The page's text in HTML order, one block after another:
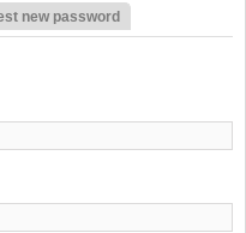
new password